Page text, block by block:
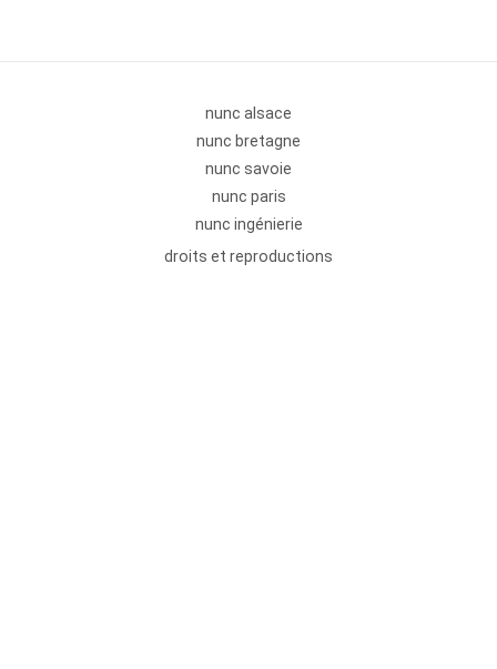
nunc alsace
nunc bretagne
nunc savoie
nunc paris
nunc ingénierie
droits et reproductions